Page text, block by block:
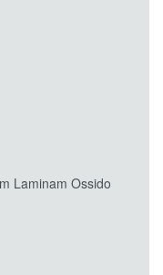
Laminam Ossido